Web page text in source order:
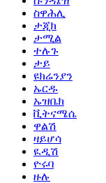
ስዋሕሊ
ታጂክ
ታሚል
ተሉጉ
ታይ
ዩክሬንያን
ኡርዱ
ኡዝቤክ
ቪትናሜሴ
ዋልሽ
ዛይሆሳ
ዪዲሽ
ዮሩባ
ዙሉ